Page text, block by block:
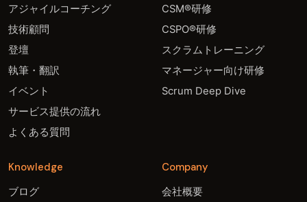
アジャイルコーチング
技術顧問
登壇
執筆・翻訳
イベント
サービス提供の流れ
よくある質問
CSM®研修
CSPO®研修
スクラムトレーニング
マネージャー向け研修
Scrum Deep Dive
Knowledge
ブログ
Company
会社概要